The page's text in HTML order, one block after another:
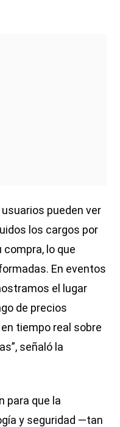
pueden ver
los cargos por
lo que
En eventos
el lugar
de precios
tiempo real sobre
señaló la
para que la
y seguridad —tan